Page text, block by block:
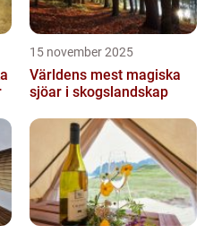
15 november 2025
Världens mest magiska
sjöar i skogslandskap